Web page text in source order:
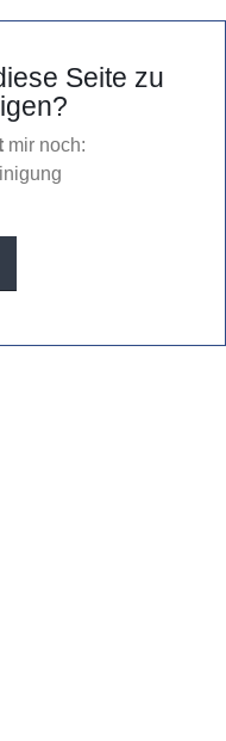
Seite zu
mir noch: